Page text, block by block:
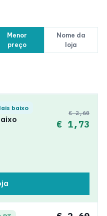
Menor
preço
Nome da
loja
baixo
€ 2,60
€ 1,73